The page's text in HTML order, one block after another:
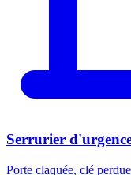
Serrurier
Porte claquée, clé